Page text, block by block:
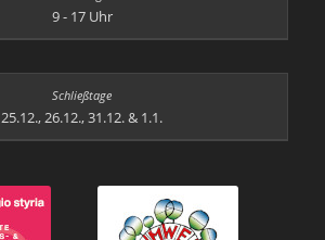
9 - 17 Uhr
25.12., 26.12., 31.12. & 1.1.